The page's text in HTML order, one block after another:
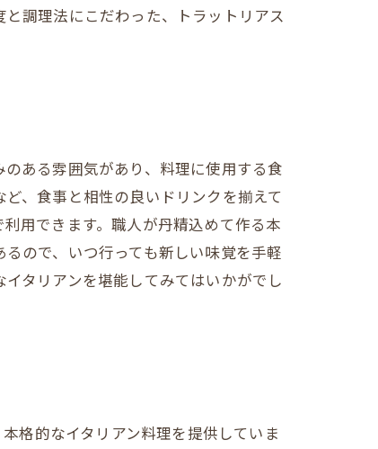
調理法にこだわった、トラットリアス
ある雰囲気があり、料理に使用する食
、食事と相性の良いドリンクを揃えて
用できます。職人が丹精込めて作る本
ので、いつ行っても新しい味覚を手軽
タリアンを堪能してみてはいかがでし
格的なイタリアン料理を提供していま